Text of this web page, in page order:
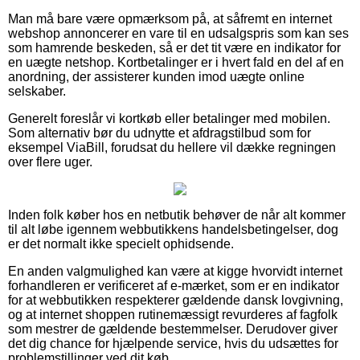
Man må bare være opmærksom på, at såfremt en internet
webshop annoncerer en vare til en udsalgspris som kan ses
som hamrende beskeden, så er det tit være en indikator for
en uægte netshop. Kortbetalinger er i hvert fald en del af en
anordning, der assisterer kunden imod uægte online
selskaber.
Generelt foreslår vi kortkøb eller betalinger med mobilen.
Som alternativ bør du udnytte et afdragstilbud som for
eksempel ViaBill, forudsat du hellere vil dække regningen
over flere uger.
Inden folk køber hos en netbutik behøver de når alt kommer
til alt løbe igennem webbutikkens handelsbetingelser, dog
er det normalt ikke specielt ophidsende.
En anden valgmulighed kan være at kigge hvorvidt internet
forhandleren er verificeret af e-mærket, som er en indikator
for at webbutikken respekterer gældende dansk lovgivning,
og at internet shoppen rutinemæssigt revurderes af fagfolk
som mestrer de gældende bestemmelser. Derudover giver
det dig chance for hjælpende service, hvis du udsættes for